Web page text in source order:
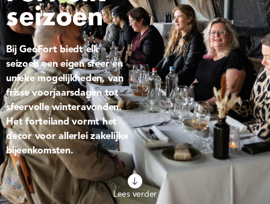
seizoen
Bij GeoFort biedt elk
seizoen een eigen sfeer en
unieke mogelijkheden, van
frisse voorjaarsdagen tot
sfeervolle winteravonden.
Het forteiland vormt het
decor voor allerlei zakelijke
bijeenkomsten.
Lees verder